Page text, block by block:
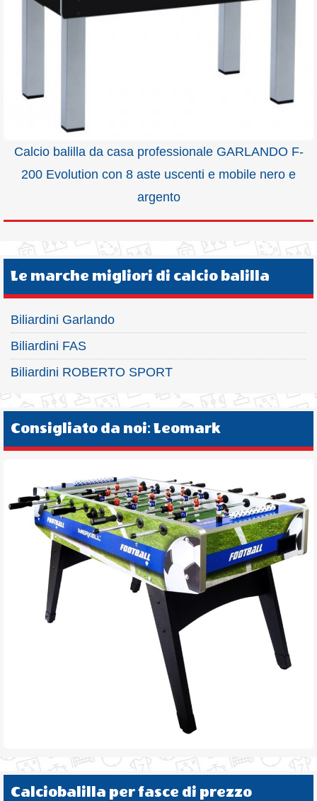
Calcio balilla da casa professionale GARLANDO F-
200 Evolution con 8 aste uscenti e mobile nero e
argento
Le marche migliori di calcio balilla
Biliardini Garlando
Biliardini FAS
Biliardini ROBERTO SPORT
Consigliato da noi: Leomark
Calciobalilla per fasce di prezzo